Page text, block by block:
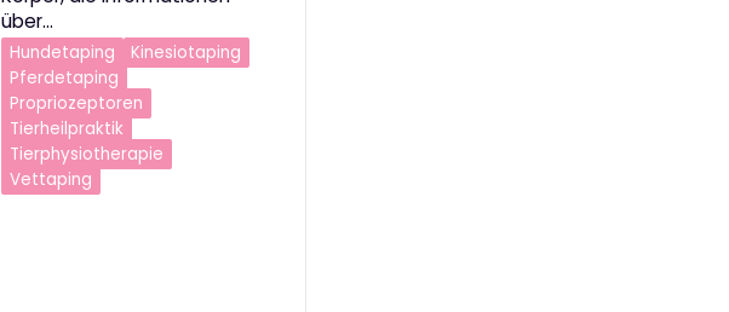
über…
Hundetaping
Kinesiotaping
Pferdetaping
Propriozeptoren
Tierheilpraktik
Tierphysiotherapie
Vettaping